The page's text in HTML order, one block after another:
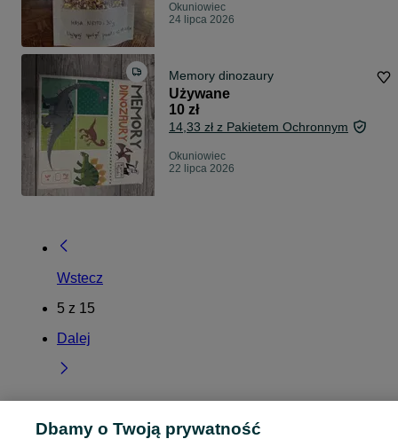
Okuniowiec
24 lipca 2026
Memory dinozaury
Używane
10 zł
14,33 zł z Pakietem Ochronnym
Okuniowiec
22 lipca 2026
Wstecz
5 z 15
Dalej
Strona główna Podlaskie Okuniowiec
Dbamy o Twoją prywatność